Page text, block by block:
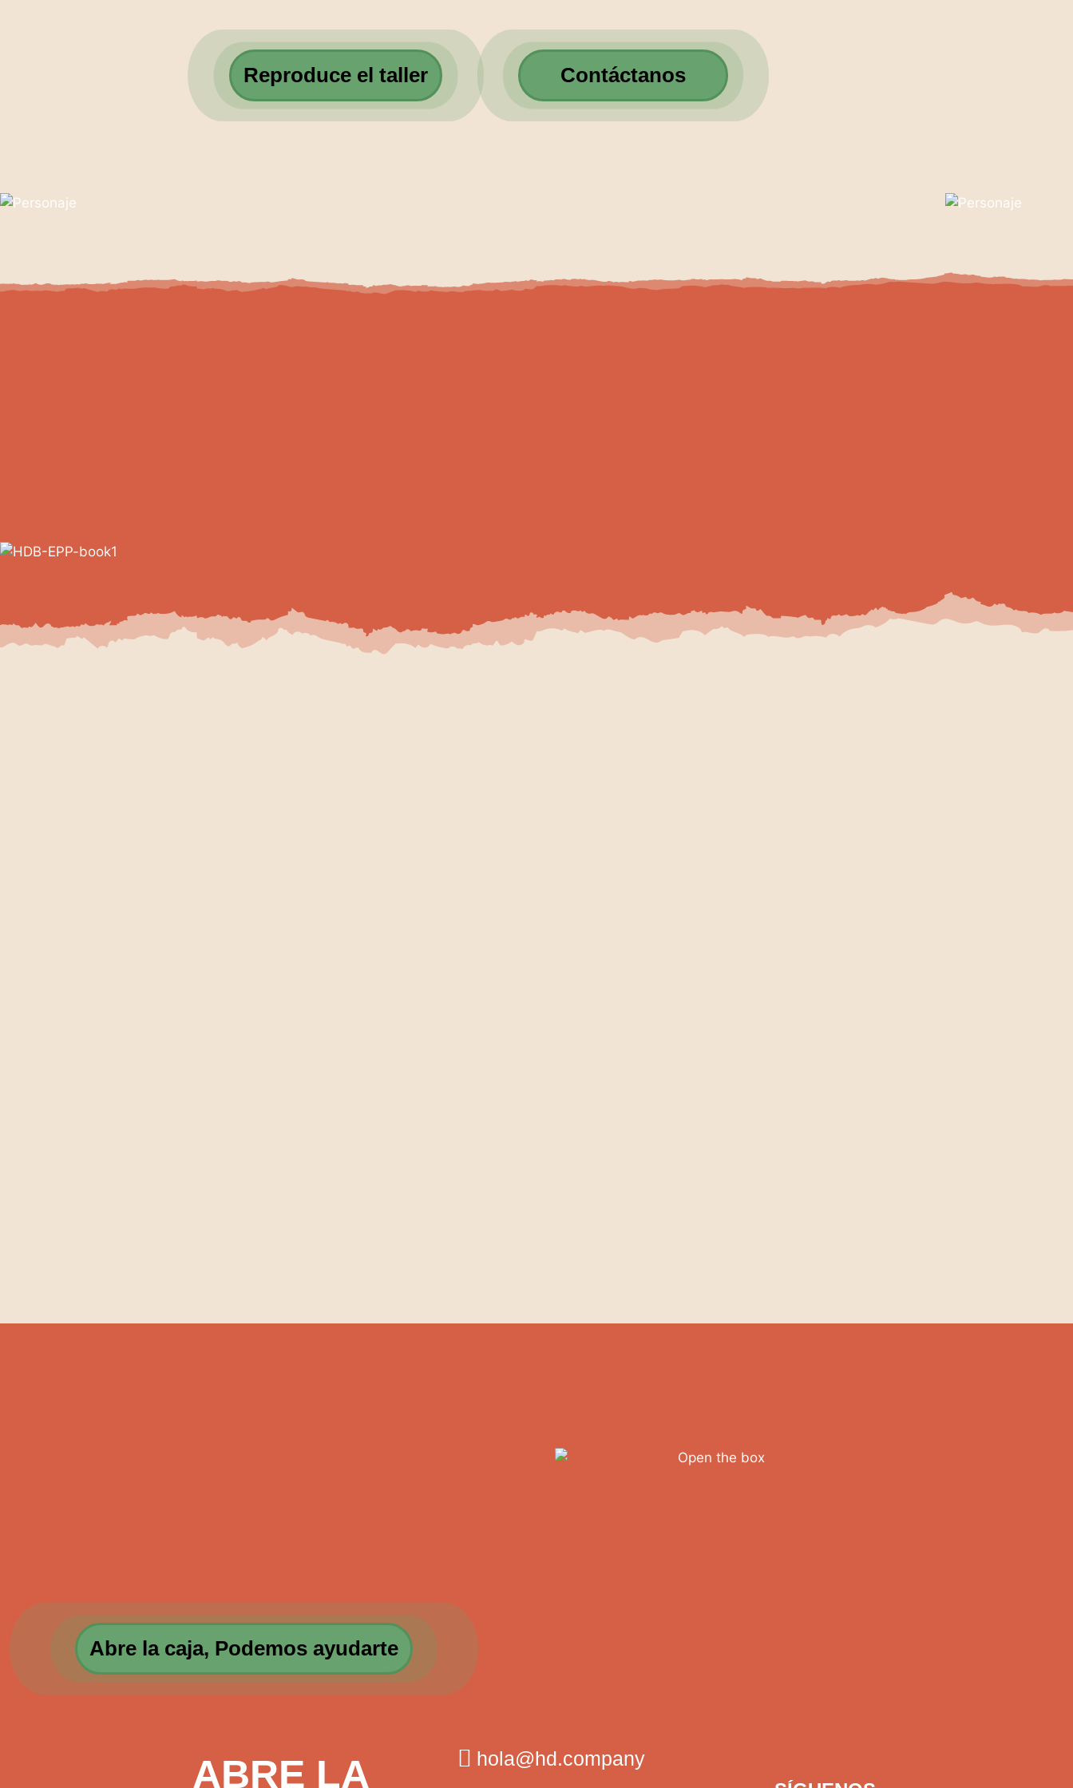
Reproduce el taller Contáctanos
Abre la caja, Podemos ayudarte
ABRE LA hola@hd.company